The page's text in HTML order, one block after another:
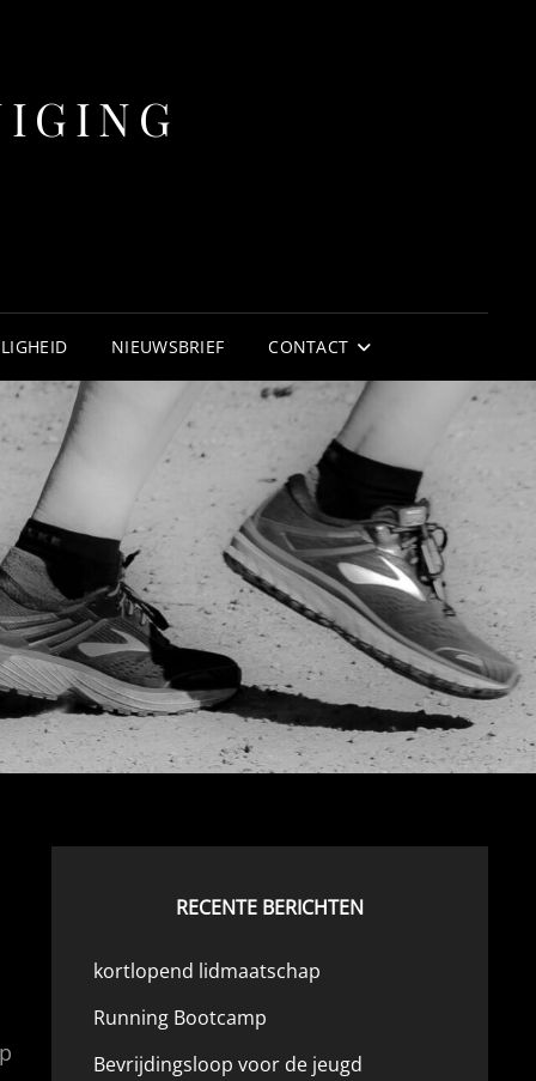
NIEUWSBRIEF CONTACT
RECENTE BERICHTEN
kortlopend lidmaatschap
Running Bootcamp
Bevrijdingsloop voor de jeugd